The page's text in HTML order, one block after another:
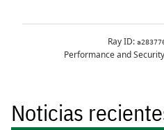
Noticias